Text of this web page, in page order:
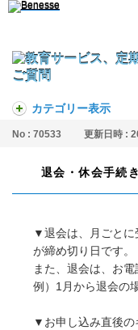
カテゴリー表示
No : 70533 更新日時 :
退会・休会手続
▼退会は、月ごとに
が締め切り日です。
また、退会は、お電
例）1月から退会の
▼お申し込み直後の